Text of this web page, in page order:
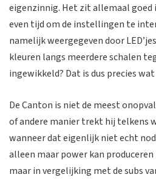
eigenzinnig. Het zit allemaal goed
even tijd om de instellingen te
namelijk weergegeven door
kleuren langs meerdere schalen
ingewikkeld? Dat is dus precies
De Canton is niet de meest
of andere manier trekt hij telkens
wanneer dat eigenlijk niet echt
alleen maar power kan
maar in vergelijking met de subs